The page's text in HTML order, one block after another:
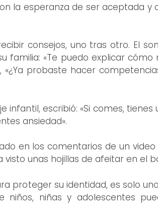
la esperanza de ser aceptada y
consejos, uno tras otro. El
familia: «Te puedo explicar
probaste hacer
escribió: «Si comes,
ansiedad».
en los comentarios de un video
unas hojillas de afeitar en el
proteger su identidad, es solo
niñas y adolescentes